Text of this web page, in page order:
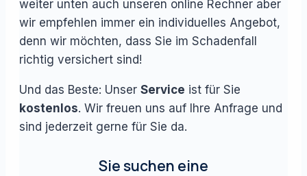
weiter unten auch unseren online Rechner aber
wir empfehlen immer ein individuelles Angebot,
denn wir möchten, dass Sie im Schadenfall
richtig versichert sind!
Und das Beste: Unser Service ist für Sie
kostenlos. Wir freuen uns auf Ihre Anfrage und
sind jederzeit gerne für Sie da.
Sie suchen eine